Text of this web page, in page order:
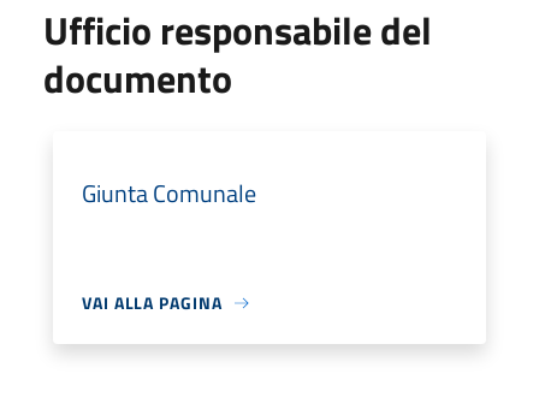
Ufficio responsabile del
documento
Giunta Comunale
VAI ALLA PAGINA